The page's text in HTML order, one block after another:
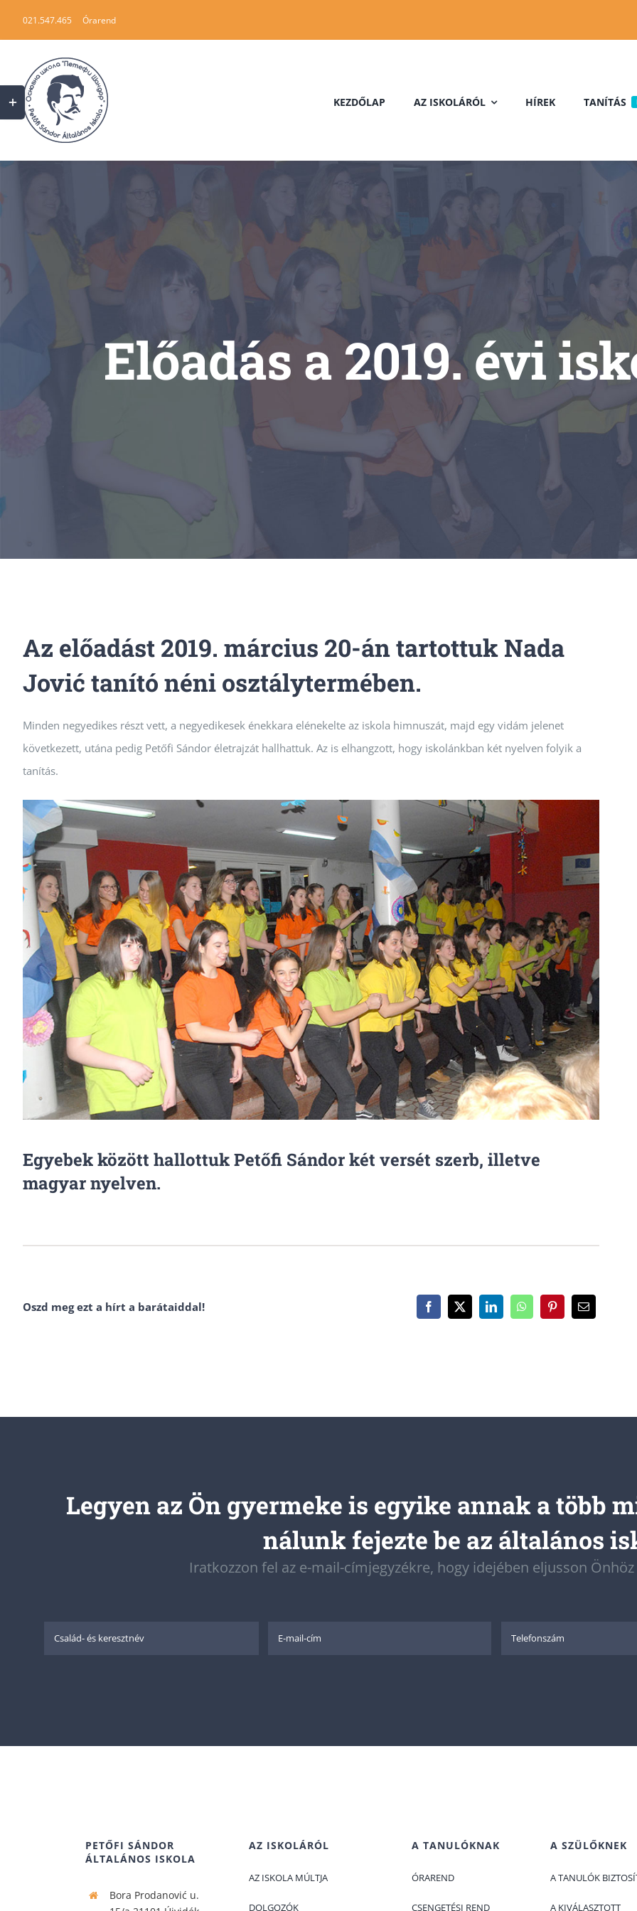
021.547.465 Órarend
KEZDŐLAP AZ ISKOLÁRÓL HÍREK TANÍTÁS
Előadás a 2019. évi
Az előadást 2019. március 20-án tartottuk Nada
Jović tanító néni osztálytermében.
Minden negyedikes részt vett, a negyedikesek énekkara elénekelte az iskola himnuszát, majd egy vidám jelenet
következett, utána pedig Petőfi Sándor életrajzát hallhattuk. Az is elhangzott, hogy iskolánkban két nyelven folyik a
tanítás.
Egyebek között hallottuk Petőfi Sándor két versét szerb, illetve
magyar nyelven.
Oszd meg ezt a hírt a barátaiddal!
Legyen az Ön gyermeke is egyike annak a több
nálunk fejezte be az általános
Iratkozzon fel az e-mail-címjegyzékre, hogy idejében eljusson
PETŐFI SÁNDOR
ÁLTALÁNOS ISKOLA
Bora Prodanović u.
AZ ISKOLÁRÓL
АZ ISKOLA MÚLTJA
DOLGOZÓK
A TANULÓKNAK
ÓRAREND
CSENGETÉSI REND
A SZÜLŐKNEK
A TANULÓK
A KIVÁLASZTOTT
Toggle
Sliding
Area